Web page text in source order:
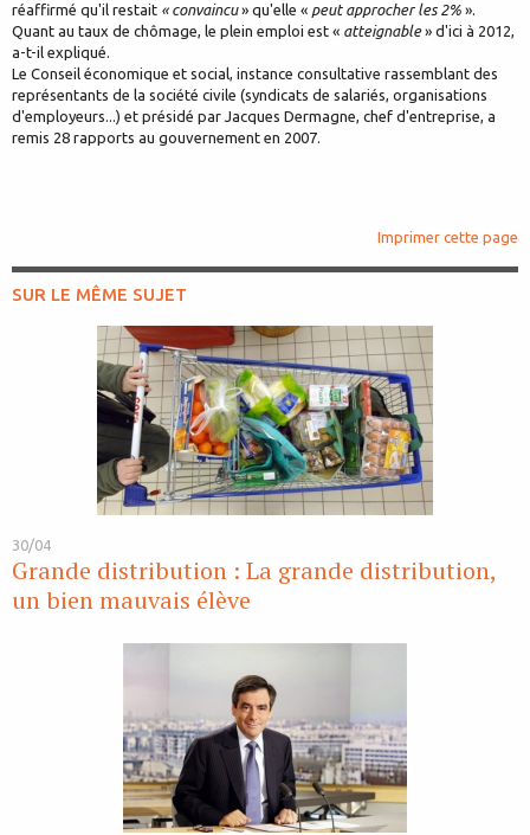
réaffirmé qu'il restait « convaincu» qu'elle « peut approcher les 2% ».
Quant au taux de chômage, le plein emploi est « atteignable» d'ici à 2012,
a-t-il expliqué.
Le Conseil économique et social, instance consultative rassemblant des
représentants de la société civile (syndicats de salariés, organisations
d'employeurs...) et présidé par Jacques Dermagne, chef d'entreprise, a
remis 28 rapports au gouvernement en 2007.
Imprimer cette page
SUR LE MÊME SUJET
30/04
Grande distribution : La grande distribution,
un bien mauvais élève